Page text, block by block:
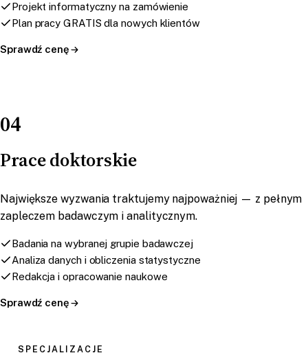
Projekt informatyczny na zamówienie
Plan pracy GRATIS dla nowych klientów
Sprawdź cenę
04
Prace doktorskie
Największe wyzwania traktujemy najpoważniej — z pełnym
zapleczem badawczym i analitycznym.
Badania na wybranej grupie badawczej
Analiza danych i obliczenia statystyczne
Redakcja i opracowanie naukowe
Sprawdź cenę
SPECJALIZACJE